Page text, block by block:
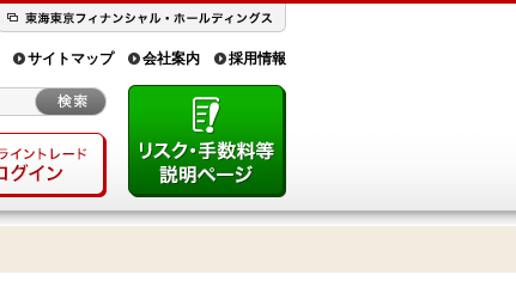
サイトマップ 会社案内 採用情報